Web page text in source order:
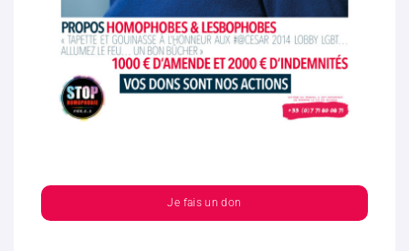
Je fais un don